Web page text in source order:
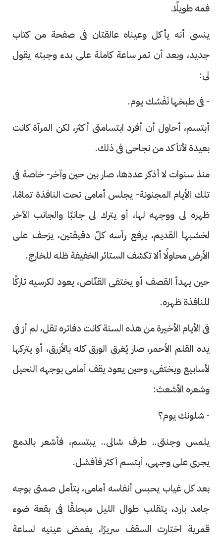
فمه طويلًا.
ينسى أنه يأكل وعيناه عالقتان فى صفحة من كتاب
جديد، وبعد أن تمر ساعة كاملة على بدء وجبته يقول
لى:
- فى طبخها نَفَسُك يوم.
أبتسم، أحاول أن أفرد ابتسامتى أكثر، لكن المرآة كانت
بعيدة لأتأكد من نجاحى فى ذلك.
منذ سنوات لا أذكر عددها، صار بين حين وآخر- خاصة فى
تلك الأيام المجنونة- يجلس أمامى تحت النافذة تمامًا،
ظهره لى ووجهه لها، أو يترك لى جانبًا والجانب الآخر
لخشبها القديم، يرفع رأسه كلّ دقيقتين، يزحف على
الأرض محاولًا ألا تكشف الستائر الخفيفة ظله للخارج.
حين يهدأ القصف أو يختفى القنّاص، يعود لكرسيه تاركًا
للنافذة ظهره.
فى الأيام الأخيرة من هذه السنة كانت دفاتره تقل، لم أرَ فى
يده القلم الأحمر، صار يُغرق الورق كله بالأزرق، أو يتركها
لأسابيع ويختفى، وحين يعود يقف أمامى بوجهه النحيل
وشعره الأشعث:
- شلونك يوم؟
يلمس وجنتى.. طرف شالى.. يبتسم، فأشعر بالدمع
يجرى على وجهى، أبتسم أكثر فأفشل.
بعد كل غياب يحبس أنفاسه أمامى، يتأمل صمتى بوجه
جامد بارد، يتقلب طوال الليل مبحلقًا فى بقعة ضوء
قمرية اختارت السقف سريرًا، يغمض عينيه لساعة